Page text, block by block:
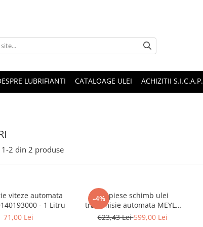
LUBRIFIANTI CATALOAGE ULEI ACHIZITII S.I.C.A.P.
1-2 din 2 produse
viteze automata
- 1 Litru
71,00 Lei
-4%
Set piese schimb ulei
transmisie automata MEYLE
100 135 0103
623,43 Lei599,00 Lei